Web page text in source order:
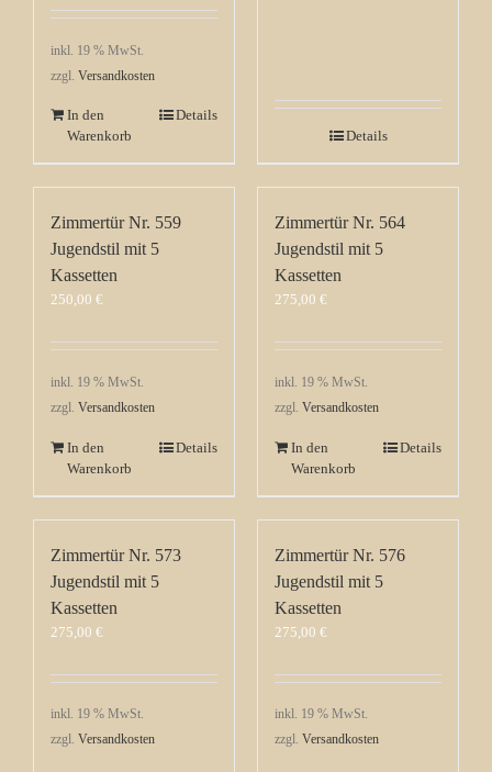
inkl. 19 % MwSt.
zzgl. Versandkosten
In den
Warenkorb
Details
Details
Zimmertür Nr. 559
Jugendstil mit 5
Kassetten
250,00 €
inkl. 19 % MwSt.
zzgl. Versandkosten
In den
Warenkorb
Details
Zimmertür Nr. 564
Jugendstil mit 5
Kassetten
275,00 €
inkl. 19 % MwSt.
zzgl. Versandkosten
In den
Warenkorb
Details
Zimmertür Nr. 573
Jugendstil mit 5
Kassetten
275,00 €
inkl. 19 % MwSt.
zzgl. Versandkosten
Zimmertür Nr. 576
Jugendstil mit 5
Kassetten
275,00 €
inkl. 19 % MwSt.
zzgl. Versandkosten